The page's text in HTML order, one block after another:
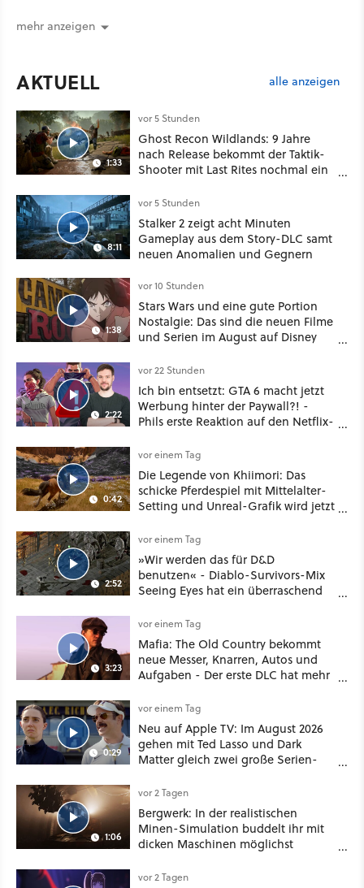
mehr anzeigen
AKTUELL alle anzeigen
1:33
vor 5 Stunden
Ghost Recon Wildlands: 9 Jahre
nach Release bekommt der Taktik-
Shooter mit Last Rites nochmal ein
8:11
vor 5 Stunden
Stalker 2 zeigt acht Minuten
Gameplay aus dem Story-DLC samt
neuen Anomalien und Gegnern
1:38
vor 10 Stunden
Stars Wars und eine gute Portion
Nostalgie: Das sind die neuen Filme
und Serien im August auf Disney
2:22
vor 22 Stunden
Ich bin entsetzt: GTA 6 macht jetzt
Werbung hinter der Paywall?! -
Phils erste Reaktion auf den Netflix-
0:42
vor einem Tag
Die Legende von Khiimori: Das
schicke Pferdespiel mit Mittelalter-
Setting und Unreal-Grafik wird jetzt
2:52
vor einem Tag
»Wir werden das für D&D
benutzen« - Diablo-Survivors-Mix
Seeing Eyes hat ein überraschend
3:23
vor einem Tag
Mafia: The Old Country bekommt
neue Messer, Knarren, Autos und
Aufgaben - Der erste DLC hat mehr
0:29
vor einem Tag
Neu auf Apple TV: Im August 2026
gehen mit Ted Lasso und Dark
Matter gleich zwei große Serien-
1:06
vor 2 Tagen
Bergwerk: In der realistischen
Minen-Simulation buddelt ihr mit
dicken Maschinen möglichst
vor 2 Tagen